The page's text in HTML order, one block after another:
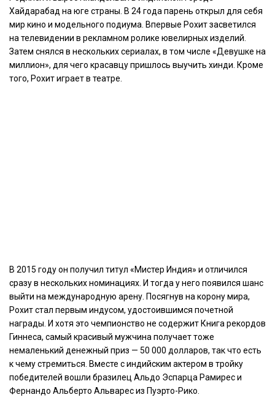
Хайдарабад на юге страны. В 24 года парень открыл для себя
мир кино и модельного подиума. Впервые Рохит засветился
на телевидении в рекламном ролике ювелирных изделий.
Затем снялся в нескольких сериалах, в том числе «Девушке на
миллион», для чего красавцу пришлось выучить хинди. Кроме
того, Рохит играет в театре.
В 2015 году он получил титул «Мистер Индия» и отличился
сразу в нескольких номинациях. И тогда у него появился шанс
выйти на международную арену. Посягнув на корону мира,
Рохит стал первым индусом, удостоившимся почетной
награды. И хотя это чемпионство не содержит Книга рекордов
Гиннеса, самый красивый мужчина получает тоже
немаленький денежный приз — 50 000 долларов, так что есть
к чему стремиться. Вместе с индийским актером в тройку
победителей вошли бразилец Альдо Эспарца Рамирес и
Фернандо Альберто Альварес из Пуэрто-Рико.